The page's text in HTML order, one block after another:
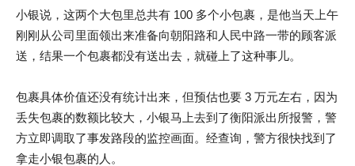
小银说，这两个大包里总共有 100 多个小包裹，是他当天上午
刚刚从公司里面领出来准备向朝阳路和人民中路一带的顾客派
送，结果一个包裹都没有送出去，就碰上了这种事儿。
包裹具体价值还没有统计出来，但预估也要 3 万元左右，因为
丢失包裹的数额比较大，小银马上去到了衡阳派出所报警，警
方立即调取了事发路段的监控画面。经查询，警方很快找到了
拿走小银包裹的人。